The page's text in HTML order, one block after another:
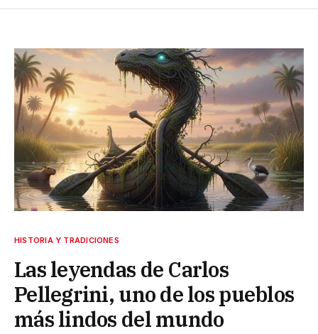
HISTORIA Y TRADICIONES
Las leyendas de Carlos
Pellegrini, uno de los pueblos
más lindos del mundo